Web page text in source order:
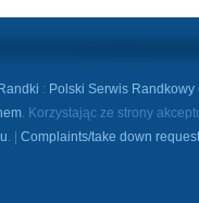
: Polski Serwis Randkowy
. Korzystając ze strony
. | Complaints/take down request